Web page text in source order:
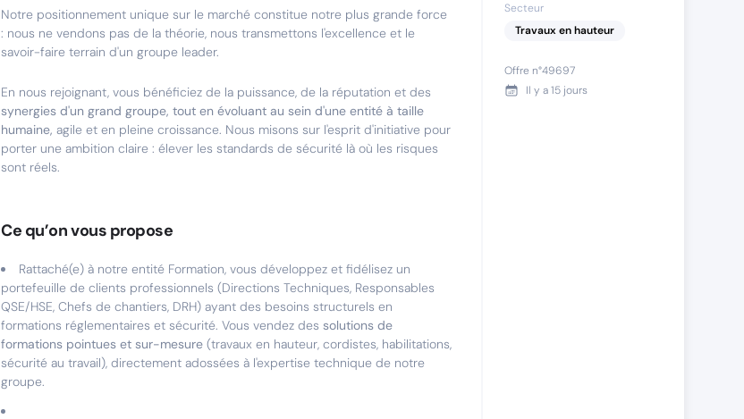
Notre positionnement unique sur le marché constitue notre plus grande force
: nous ne vendons pas de la théorie, nous transmettons l'excellence et le
savoir-faire terrain d'un groupe leader.
En nous rejoignant, vous bénéficiez de la puissance, de la réputation et des
synergies d'un grand groupe, tout en évoluant au sein d'une entité à taille
humaine, agile et en pleine croissance. Nous misons sur l'esprit d'initiative pour
porter une ambition claire : élever les standards de sécurité là où les risques
sont réels.
Ce qu’on vous propose
Rattaché(e) à notre entité Formation, vous développez et fidélisez un
portefeuille de clients professionnels (Directions Techniques, Responsables
QSE/HSE, Chefs de chantiers, DRH) ayant des besoins structurels en
formations réglementaires et sécurité. Vous vendez des solutions de
formations pointues et sur-mesure (travaux en hauteur, cordistes, habilitations,
sécurité au travail), directement adossées à l'expertise technique de notre
groupe.
Secteur
Travaux en hauteur
Offre n°49697
Il y a15 jours